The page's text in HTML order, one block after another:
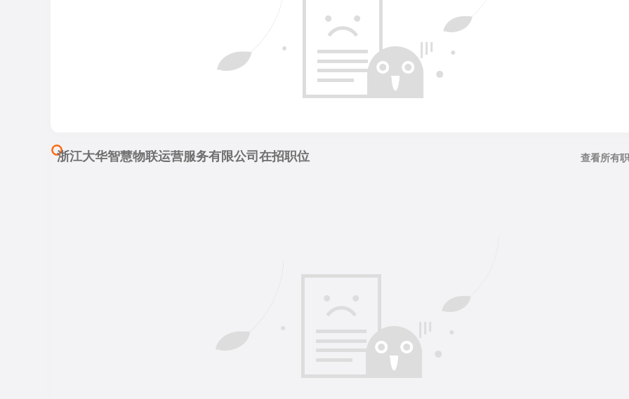
浙江大华智慧物联运营服务有限公司在招职位 查看所有